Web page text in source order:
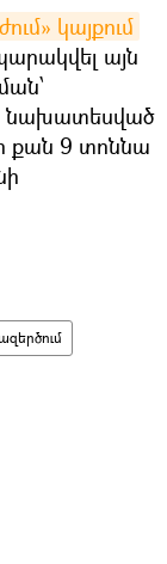
կայքում
այն
նախատեսված
քան 9 տոննա